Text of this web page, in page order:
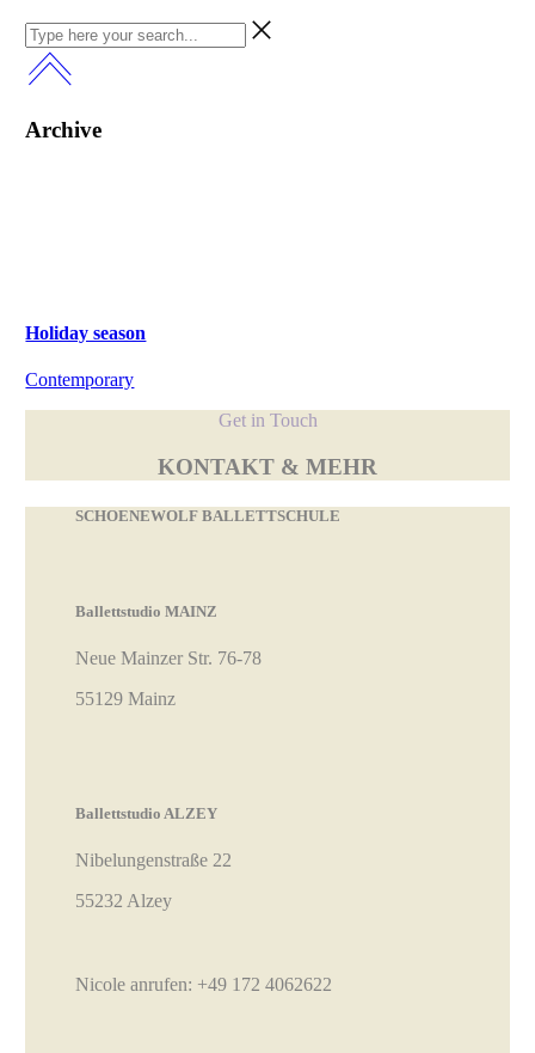
Archive
Holiday season
Contemporary
Get in Touch
KONTAKT & MEHR
SCHOENEWOLF BALLETTSCHULE
Ballettstudio MAINZ
Neue Mainzer Str. 76-78
55129 Mainz
Ballettstudio ALZEY
Nibelungenstraße 22
55232 Alzey
Nicole anrufen: +49 172 4062622